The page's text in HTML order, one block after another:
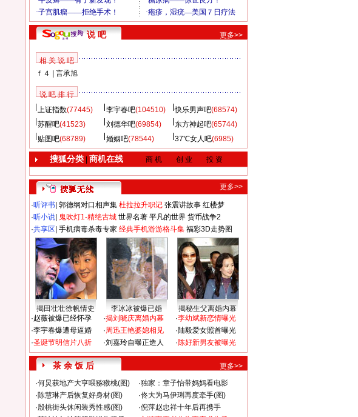
说 吧 更多>>
相 关 说 吧
ｆ４
言承旭
说 吧 排 行
上证指数(77445) 李宇春吧(104510) 快乐男声吧(68574)
苏醒吧(41523) 刘德华吧(69854) 东方神起吧(65744)
贴图吧(68789) 婚姻吧(78544) 37℃女人吧(6985)
搜狐分类| 商机在线 商 机 创 业 投 资
更多>>
·听评书 郭德纲对口相声集 杜拉拉升职记 张震讲故事 红楼梦
·听小说 鬼吹灯1-精绝古城 世界名著 平凡的世界 货币战争2
·共享区 手机病毒杀毒专家 经典手机游游格斗集 福彩3D走势图
揭田壮壮徐帆情史 李冰冰被爆已婚
揭秘生父离婚内幕
·赵薇被爆已经怀孕
·李宇春爆遭母逼婚
·圣诞节明信片八折
·揭刘晓庆离婚内幕
·周迅王艳婆媳相见
·刘嘉玲自曝正造人
·李幼斌新恋情曝光
·陆毅爱女照首曝光
·陈好新男友被曝光
茶 余 饭 后
更多>>
·何炅获地产大亨喂猕猴桃(图) ·独家：章子怡带妈妈看电影
·陈慧琳产后恢复好身材(图) ·佟大为马伊琍再度牵手(图)
·殷桃街头休闲装秀性感(图) ·倪萍赵忠祥十年后再携手